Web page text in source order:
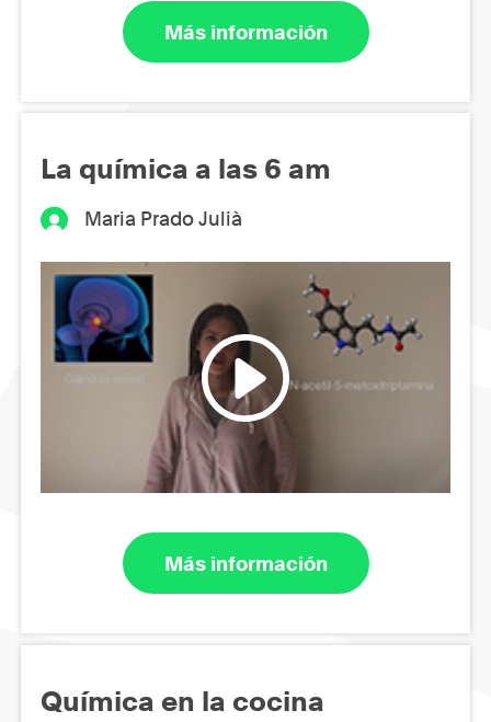
Más información
La química a las 6 am
Maria Prado Julià
Más información
Química en la cocina